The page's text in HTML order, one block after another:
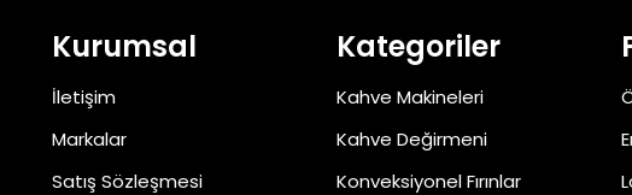
Kurumsal
İletişim
Markalar
Satış Sözleşmesi
Kategoriler
Kahve Makineleri
Kahve Değirmeni
Konveksiyonel Fırınlar